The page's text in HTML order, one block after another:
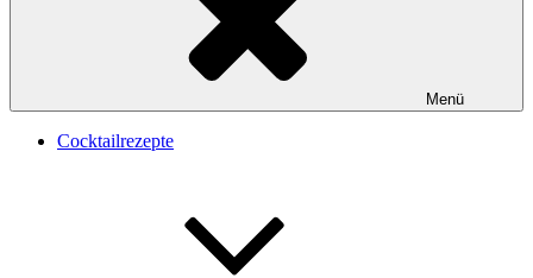
Menü
Cocktailrezepte